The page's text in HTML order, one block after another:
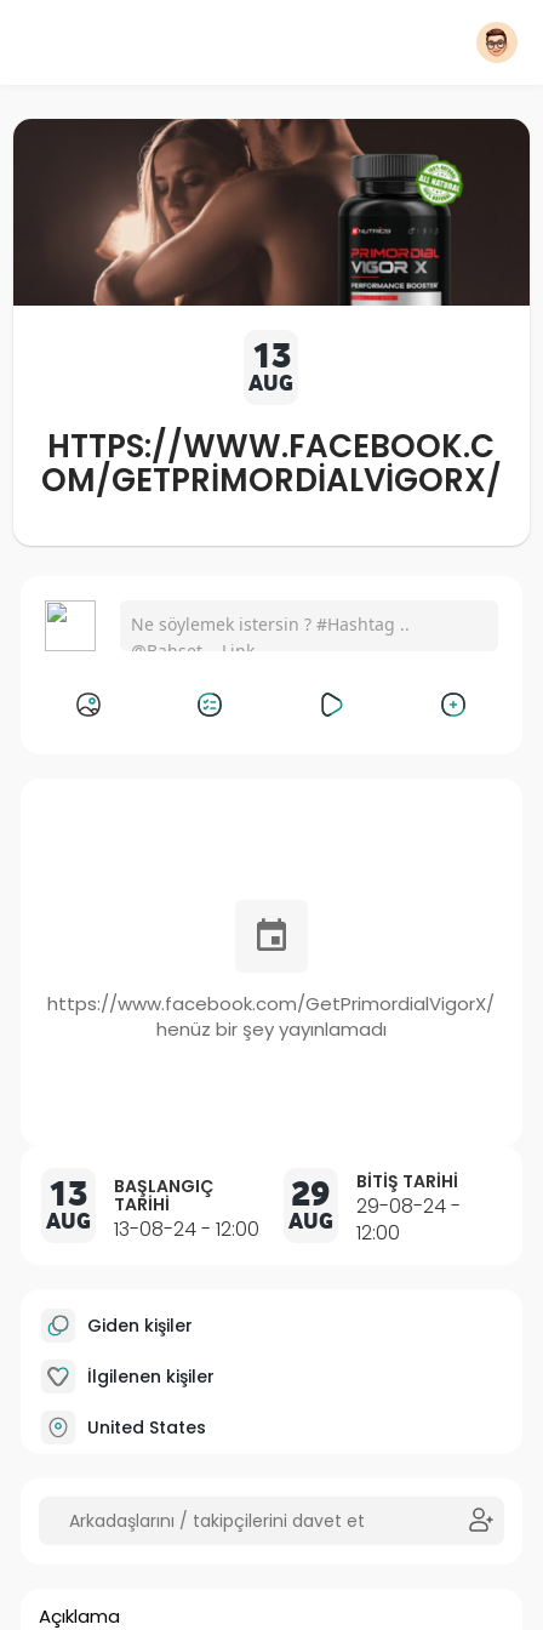
13
AUG
HTTPS://WWW.FACEBOOK.C
OM/GETPRIMORDIALVIGORX/
https://www.facebook.com/GetPrimordialVigorX/
henüz bir şey yayınlamadı
13
AUG
BAŞLANGIÇ
TARIHI
13-08-24 - 12:00
29
AUG
BITIŞ TARIHI
29-08-24 -
12:00
Giden kişiler
İlgilenen kişiler
United States
Açıklama